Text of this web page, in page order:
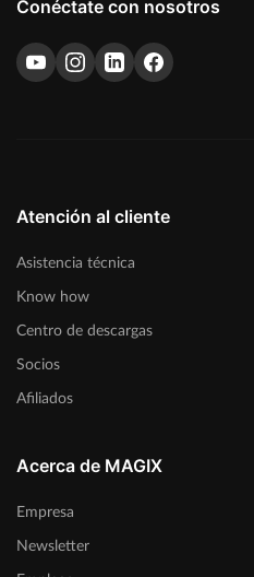
Conéctate con nosotros
Atención al cliente
Asistencia técnica
Know how
Centro de descargas
Socios
Afiliados
Acerca de MAGIX
Empresa
Newsletter